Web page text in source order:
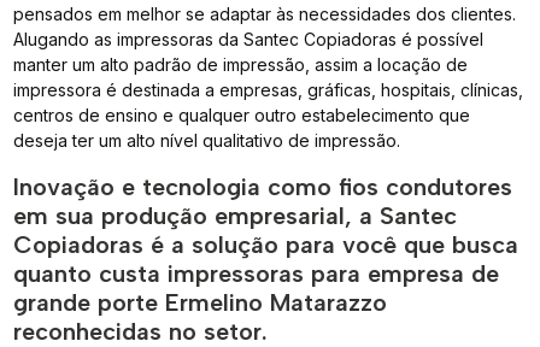
pensados em melhor se adaptar às necessidades dos clientes.
Alugando as impressoras da Santec Copiadoras é possível
manter um alto padrão de impressão, assim a locação de
impressora é destinada a empresas, gráficas, hospitais, clínicas,
centros de ensino e qualquer outro estabelecimento que
deseja ter um alto nível qualitativo de impressão.
Inovação e tecnologia como fios condutores
em sua produção empresarial, a Santec
Copiadoras é a solução para você que busca
quanto custa impressoras para empresa de
grande porte Ermelino Matarazzo
reconhecidas no setor.